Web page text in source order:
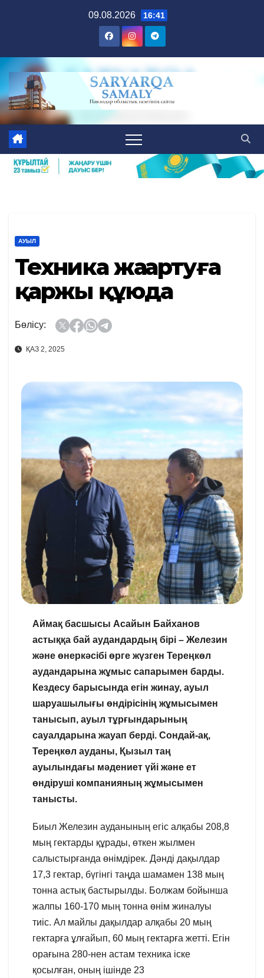
09.08.2026 16:41
АУЫЛ
Техника жаңартуға
қаржы құюда
Бөлісу:
ҚАЗ 2, 2025
Аймақ басшысы Асайын Байханов
астыққа бай аудандардың бірі – Железин
және өнеркәсібі өрге жүзген Тереңкөл
аудандарына жұмыс сапарымен барды.
Кездесу барысында егін жинау, ауыл
шаруашылығы өндірісінің жұмысымен
танысып, ауыл тұрғындарының
сауалдарына жауап берді. Сондай-ақ,
Тереңкөл ауданы, Қызыл таң
ауылындағы мәдениет үйі және ет
өндіруші компанияның жұмысымен
танысты.
Биыл Железин ауданының егіс алқабы 208,8
мың гектарды құрады, өткен жылмен
салыстырғанда өнімдірек. Дәнді дақылдар
17,3 гектар, бүгінгі таңда шамамен 138 мың
тонна астық бастырылды. Болжам бойынша
жалпы 160-170 мың тонна өнім жиналуы
тиіс. Ал майлы дақылдар алқабы 20 мың
гектарға ұлғайып, 60 мың гектарға жетті. Егін
орағына 280-нен астам техника іске
қосылған, оның ішінде 23